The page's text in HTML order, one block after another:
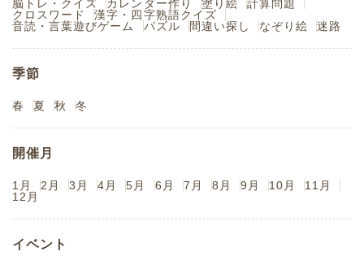
脳トレ・クイズ カレンダー作り 塗り絵
計算問題
クロスワード
漢字・四字熟語クイズ
音読・言葉遊びゲーム
パズル 間違い探し なぞり絵 迷路
季節
春 夏 秋 冬
開催月
1月 2月 3月 4月 5月 6月 7月 8月 9月 10月
11月
12月
イベント